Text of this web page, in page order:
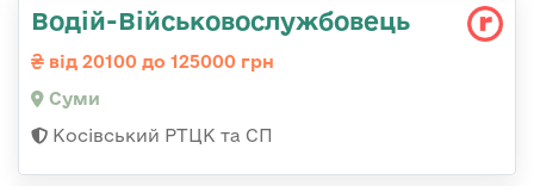
Водій-Військовослужбовець
від 20100 до 125000 грн
Суми
Косівський РТЦК та СП